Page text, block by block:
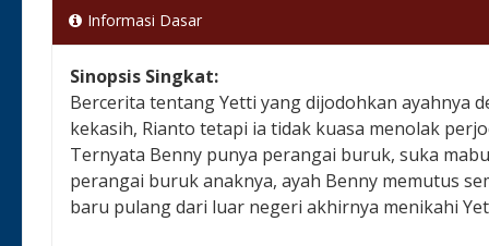
Informasi Dasar
Sinopsis Singkat:
Bercerita tentang Yetti yang dijodohkan ayahnya
kekasih, Rianto tetapi ia tidak kuasa menolak
Ternyata Benny punya perangai buruk, suka
perangai buruk anaknya, ayah Benny memutus
baru pulang dari luar negeri akhirnya menikahi